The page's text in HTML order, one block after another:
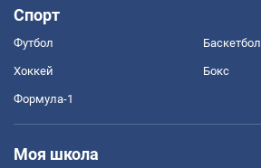
Спорт
Футбол Баскетбол
Хоккей Бокс
Формула-1
Моя школа